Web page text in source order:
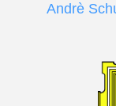
Andrè